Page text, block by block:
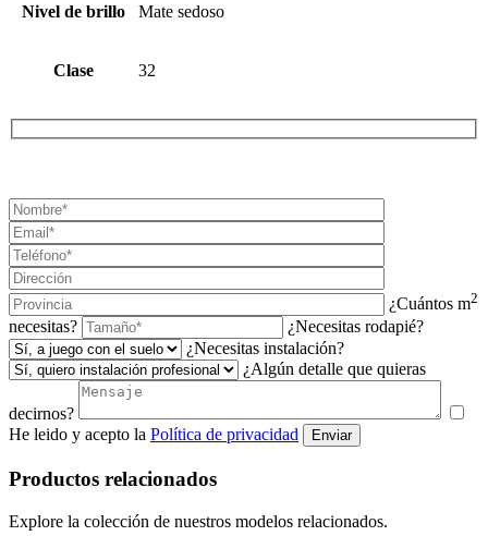
Nivel de brillo Mate sedoso
Clase 32
¿Cuántos m2
necesitas?
¿Necesitas rodapié?
¿Necesitas instalación?
¿Algún detalle que quieras
decirnos?
He leido y acepto la Política de privacidad Enviar
Productos relacionados
Explore la colección de nuestros modelos relacionados.